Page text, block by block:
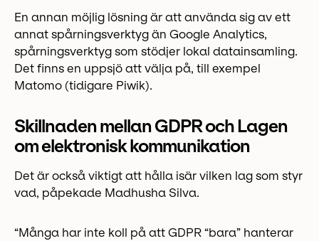
En annan möjlig lösning är att använda sig av ett
annat spårningsverktyg än Google Analytics,
spårningsverktyg som stödjer lokal datainsamling.
Det finns en uppsjö att välja på, till exempel
Matomo (tidigare Piwik).
Skillnaden mellan GDPR och Lagen
om elektronisk kommunikation
Det är också viktigt att hålla isär vilken lag som styr
vad, påpekade Madhusha Silva.
“Många har inte koll på att GDPR “bara” hanterar